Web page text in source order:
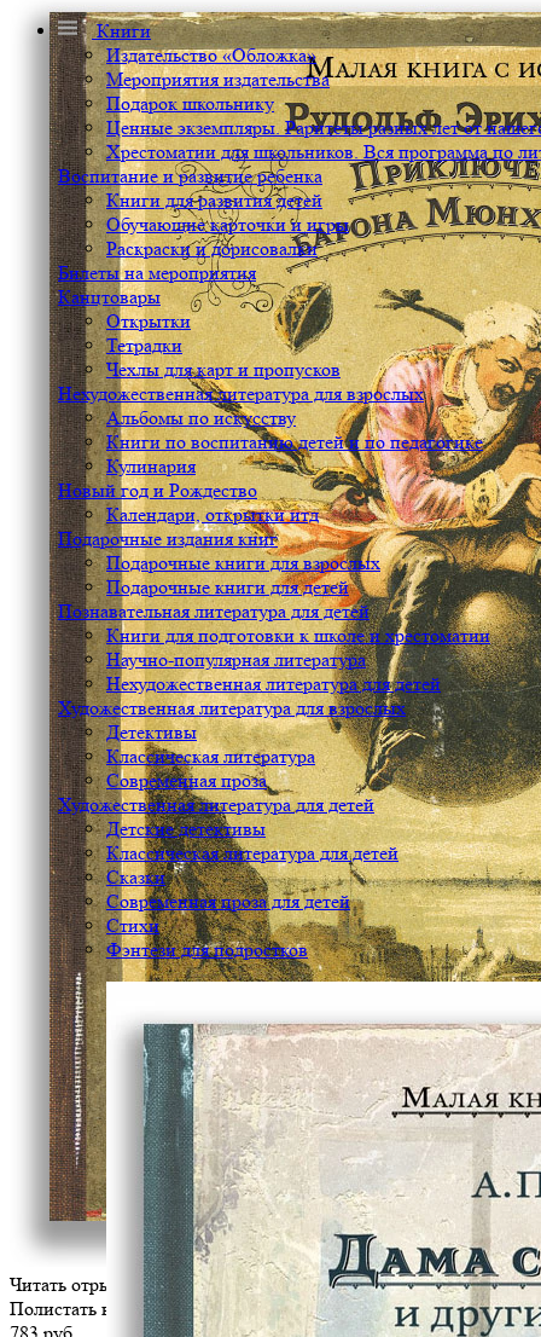
Книги
Издательство «Обложка»
Мероприятия издательства
Подарок школьнику
Ценные экземпляры. Раритеты разных лет от
Хрестоматии для школьников. Вся программа по
Воспитание и развитие ребенка
Книги для развития детей
Обучающие карточки и игры
Раскраски и дорисовалки
Билеты на мероприятия
Канцтовары
Открытки
Тетрадки
Чехлы для карт и пропусков
Нехудожественная литература для взрослых
Альбомы по искусству
Книги по воспитанию детей и по педагогике
Кулинария
Новый год и Рождество
Календари, открытки итд
Подарочные издания книг
Подарочные книги для взрослых
Подарочные книги для детей
Познавательная литература для детей
Книги для подготовки к школе и хрестоматии
Научно-популярная литература
Нехудожественная литература для детей
Художественная литература для взрослых
Детективы
Классическая литература
Современная проза
Художественная литература для детей
Детские детективы
Классическая литература для детей
Сказки
Современная проза для детей
Стихи
Фэнтези для подростков
Читать отрывок
Полистать книгу